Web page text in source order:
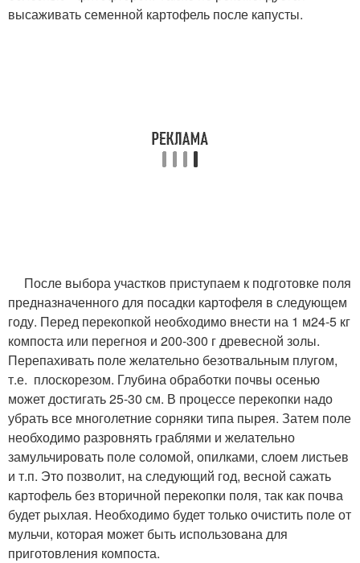
высаживать семенной картофель после капусты.
После выбора участков приступаем к подготовке поля
предназначенного для посадки картофеля в следующем
году. Перед перекопкой необходимо внести на 1 м24-5 кг
компоста или перегноя и 200-300 г древесной золы.
Перепахивать поле желательно безотвальным плугом,
т.е. плоскорезом. Глубина обработки почвы осенью
может достигать 25-30 см. В процессе перекопки надо
убрать все многолетние сорняки типа пырея. Затем поле
необходимо разровнять граблями и желательно
замульчировать поле соломой, опилками, слоем листьев
и т.п. Это позволит, на следующий год, весной сажать
картофель без вторичной перекопки поля, так как почва
будет рыхлая. Необходимо будет только очистить поле от
мульчи, которая может быть использована для
приготовления компоста.